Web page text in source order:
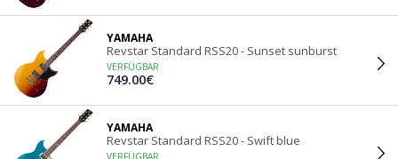
YAMAHA
Revstar Standard RSS20 - Sunset sunburst
VERFÜGBAR
749.00€
YAMAHA
Revstar Standard RSS20 - Swift blue
VERFÜGBAR